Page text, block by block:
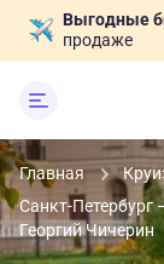
Выгодные
продаже
Главная
Санкт-Петербург
Георгий Чичерин